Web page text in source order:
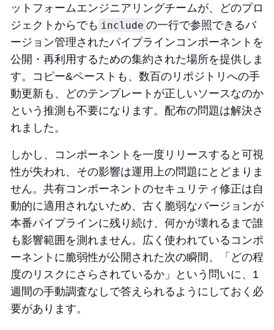
ットフォームエンジニアリングチームが、どのプロ
ジェクトからでも include の一行で参照できるバ
ージョン管理されたパイプラインコンポーネントを
公開・再利用するための集約された場所を提供しま
す。コピー&ペーストも、数百のリポジトリへの手
動更新も、どのテンプレートが正しいソースなのか
という推測も不要になります。配布の問題は解決さ
れました。
しかし、コンポーネントを一度リリースすると可視
性が失われ、その影響は運用上の問題にとどまりま
せん。共有コンポーネントのセキュリティ修正は自
動的に適用されないため、古く脆弱なバージョンが
本番パイプラインに残り続け、何かが壊れるまで誰
も影響範囲を測れません。広く使われているコンポ
ーネントに脆弱性が公開された次の瞬間、「どの程
度のリスクにさらされているか」という問いに、1
週間の手動調査なしで答えられるようにしておく必
要があります。